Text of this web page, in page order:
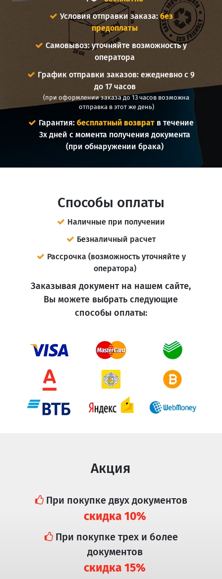
Условия отправки заказа:без
предоплаты
Самовывоз: уточняйте возможность у
оператора
График отправки заказов: ежедневно с 9
до 17 часов
(при оформлении заказа до 13 часов возможна
отправка в этот же день)
Гарантия:бесплатный возврат в течение
3х дней с момента получения документа
(при обнаружении брака)
Способы оплаты
Наличные при получении
Безналичный расчет
Рассрочка (возможность уточняйте у
оператора)
Заказывая документ на нашем сайте,
Вы можете выбрать следующие
способы оплаты:
Акция
При покупке двух документов
скидка 10%
При покупке трех и более
документов
скидка 15%